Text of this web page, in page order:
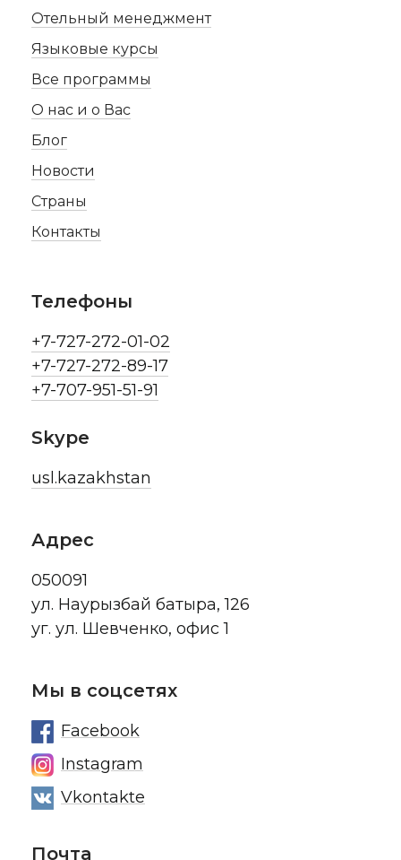
Мы в соцсетях
Facebook
Instagram
Vkontakte
Почта
Адрес
050091
ул. Наурызбай батыра, 126
уг. ул. Шевченко, офис 1
Телефоны
+7-727-272-01-02
+7-727-272-89-17
+7-707-951-51-91
Skype
usl.kazakhstan
Отельный менеджмент
Языковые курсы
Все программы
О нас и о Вас
Блог
Новости
Страны
Контакты